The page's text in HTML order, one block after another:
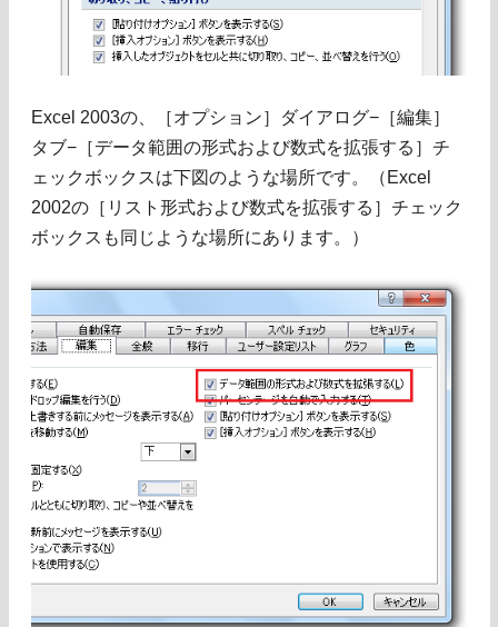
Excel 2003の、［オプション］ダイアログ−［編集］
タブ−［データ範囲の形式および数式を拡張する］チ
ェックボックスは下図のような場所です。（Excel
2002の［リスト形式および数式を拡張する］チェック
ボックスも同じような場所にあります。）